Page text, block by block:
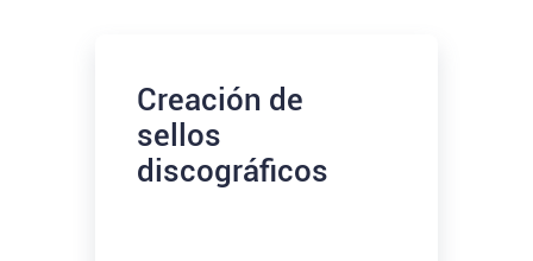
Creación de
sellos
discográficos